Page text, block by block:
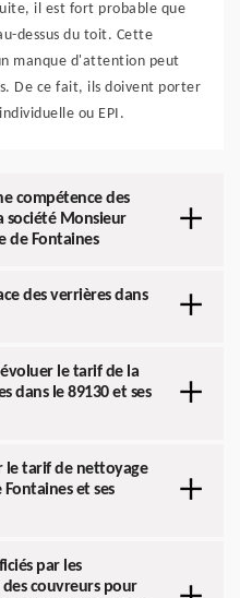
il est fort probable que
dessus du toit. Cette
manque d'attention peut
De ce fait, ils doivent porter
ou EPI.
compétence des
société Monsieur
de Fontaines
des verrières dans
le tarif de la
dans le 89130 et ses
le tarif de nettoyage
et ses
par les
couvreurs pour